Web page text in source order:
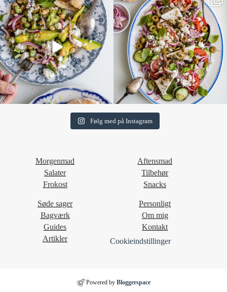
Følg med på Instagram
Morgenmad
Salater
Frokost
Aftensmad
Tilbehør
Snacks
Søde sager
Bagværk
Guides
Artikler
Personligt
Om mig
Kontakt
Cookieindstillinger
Powered by Bloggerspace